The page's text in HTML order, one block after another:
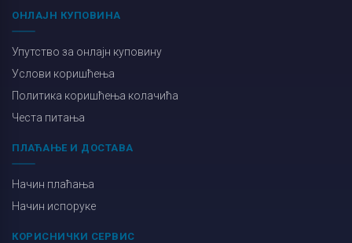
ОНЛАЈН КУПОВИНА
Упутство за онлајн куповину
Услови коришћења
Политика коришћења колачића
Честа питања
ПЛАЋАЊЕ И ДОСТАВА
Начин плаћања
Начин испоруке
КОРИСНИЧКИ СЕРВИС